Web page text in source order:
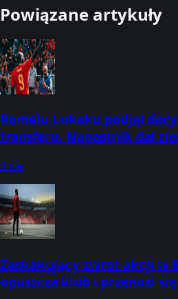
Powiązane artykuły
Romelu Lukaku podjął
transferu. Napastnik dał
9 sie
Zaskakujący zwrot akcji w
opuszcza klub i przenosi